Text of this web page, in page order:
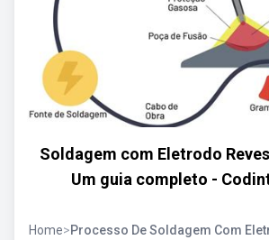
Soldagem com Eletrodo
Um guia completo -
Home>Processo De Soldagem Com